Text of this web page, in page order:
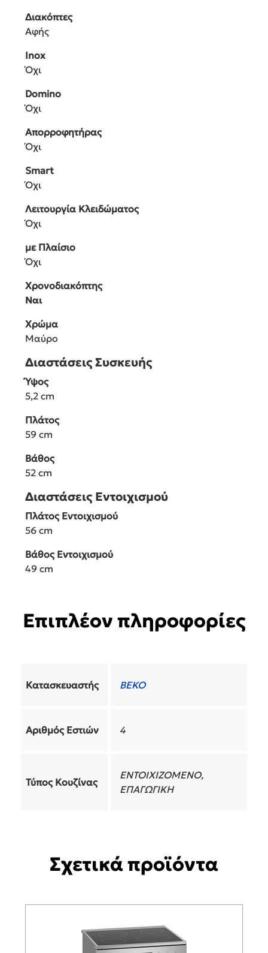
Διακόπτες
Αφής
Inox
Όχι
Domino
Όχι
Απορροφητήρας
Όχι
Smart
Όχι
Λειτουργία Κλειδώματος
Όχι
με Πλαίσιο
Όχι
Χρονοδιακόπτης
Ναι
Χρώμα
Μαύρο
Διαστάσεις Συσκευής
Ύψος
5,2 cm
Πλάτος
59 cm
Βάθος
52 cm
Διαστάσεις Εντοιχισμού
Πλάτος Εντοιχισμού
56 cm
Βάθος Εντοιχισμού
49 cm
Επιπλέον πληροφορίες
Κατασκευαστής BEKO
Αριθμός Εστιών 4
Τύπος Κουζίνας
ENTOIXIZOMENO,
ΕΠΑΓΩΓΙΚΗ
Σχετικά προϊόντα